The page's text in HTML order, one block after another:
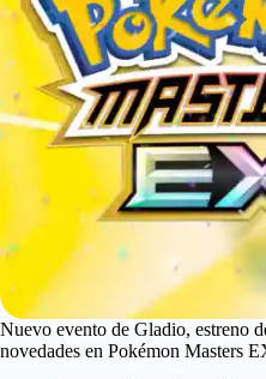
Nuevo evento de Gladio, estreno
novedades en Pokémon Masters